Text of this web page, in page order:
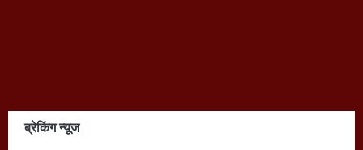
ब्रेकिंग न्यूज